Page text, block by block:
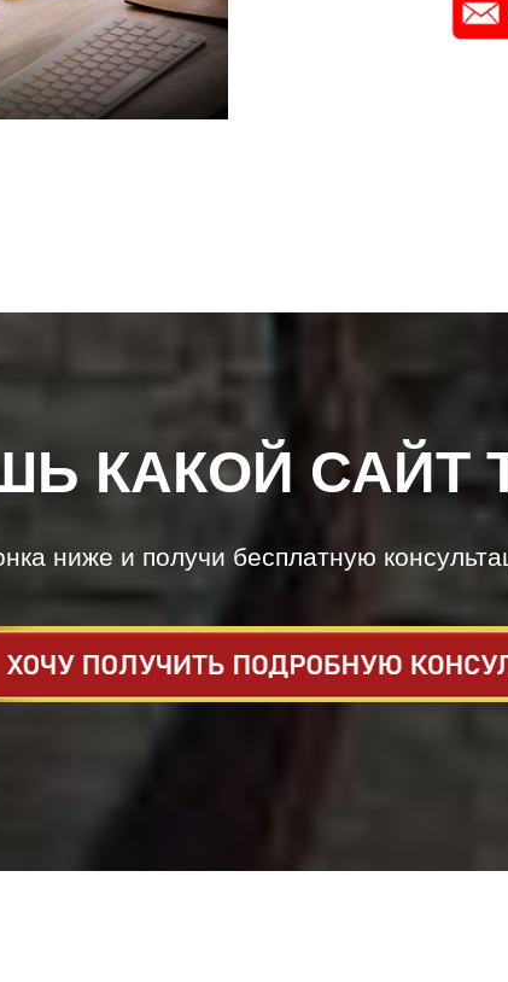
КАКОЙ САЙТ
ниже и получи бесплатную